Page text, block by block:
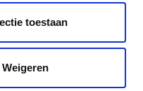
toestaan
Weigeren